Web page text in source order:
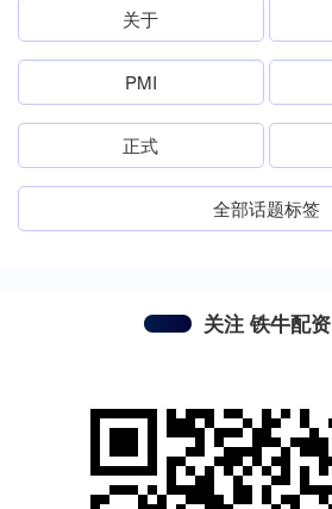
关于
PMI
正式
全部话题标签
关注 铁牛配资